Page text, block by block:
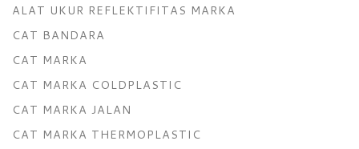
ALAT UKUR REFLEKTIFITAS MARKA
CAT BANDARA
CAT MARKA
CAT MARKA COLDPLASTIC
CAT MARKA JALAN
CAT MARKA THERMOPLASTIC